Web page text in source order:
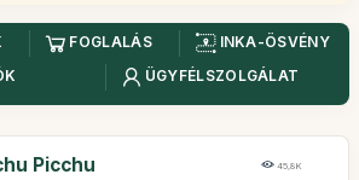
FOGLALÁS
INKA-ÖSVÉNY
ÜGYFÉLSZOLGÁLAT
Picchu 45,8K